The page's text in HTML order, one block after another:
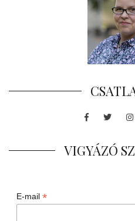
Facebook
Twitter
VIGYÁZÓ
E-mail *